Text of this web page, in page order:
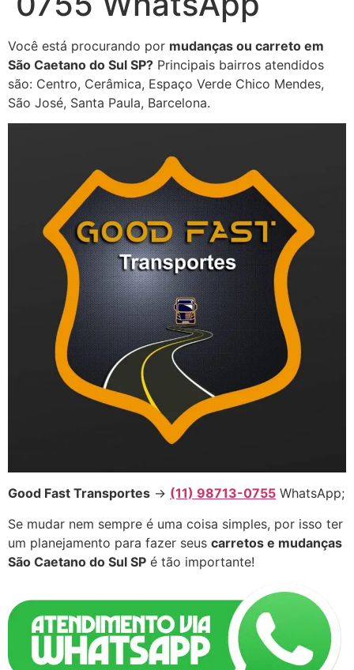
Você está procurando por mudanças ou carreto em
São Caetano do Sul SP? Principais bairros atendidos
são: Centro, Cerâmica, Espaço Verde Chico Mendes,
São José, Santa Paula, Barcelona.
Good Fast Transportes → (11) 98713-0755 WhatsApp;
Se mudar nem sempre é uma coisa simples, por isso ter
um planejamento para fazer seus carretos e mudanças
São Caetano do Sul SP é tão importante!